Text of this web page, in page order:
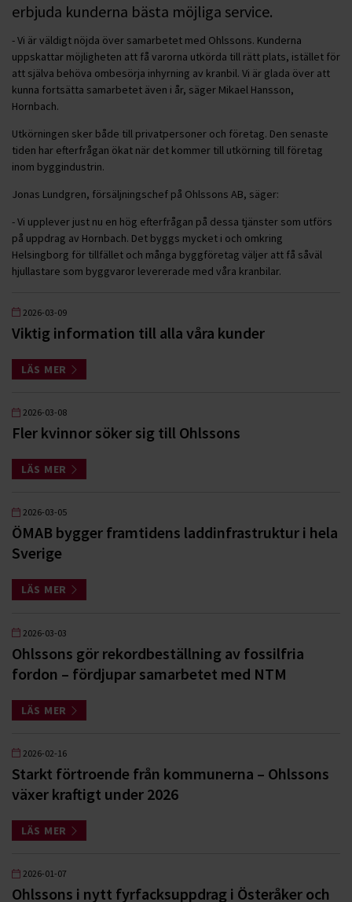
erbjuda kunderna bästa möjliga service.
- Vi är väldigt nöjda över samarbetet med Ohlssons. Kunderna
uppskattar möjligheten att få varorna utkörda till rätt plats, istället för
att själva behöva ombesörja inhyrning av kranbil. Vi är glada över att
kunna fortsätta samarbetet även i år, säger Mikael Hansson,
Hornbach.
Utkörningen sker både till privatpersoner och företag. Den senaste
tiden har efterfrågan ökat när det kommer till utkörning till företag
inom byggindustrin.
Jonas Lundgren, försäljningschef på Ohlssons AB, säger:
- Vi upplever just nu en hög efterfrågan på dessa tjänster som utförs
på uppdrag av Hornbach. Det byggs mycket i och omkring
Helsingborg för tillfället och många byggföretag väljer att få såväl
hjullastare som byggvaror levererade med våra kranbilar.
2026-03-09
Viktig information till alla våra kunder
LÄS MER
2026-03-08
Fler kvinnor söker sig till Ohlssons
LÄS MER
2026-03-05
ÖMAB bygger framtidens laddinfrastruktur i hela
Sverige
LÄS MER
2026-03-03
Ohlssons gör rekordbeställning av fossilfria
fordon – fördjupar samarbetet med NTM
LÄS MER
2026-02-16
Starkt förtroende från kommunerna – Ohlssons
växer kraftigt under 2026
LÄS MER
2026-01-07
Ohlssons i nytt fyrfacksuppdrag i Österåker och